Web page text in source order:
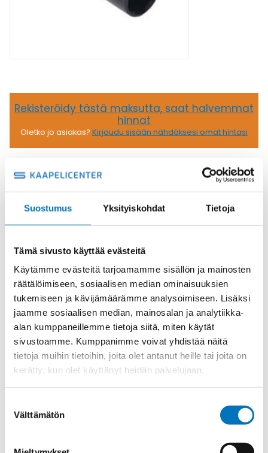
Suostumus Yksityiskohdat Tietoja
Tämä sivusto käyttää evästeitä
Käytämme evästeitä tarjoamamme sisällön ja mainosten
räätälöimiseen, sosiaalisen median ominaisuuksien
tukemiseen ja kävijämäärämme analysoimiseen. Lisäksi
jaamme sosiaalisen median, mainosalan ja analytiikka-
alan kumppaneillemme tietoja siitä, miten käytät
sivustoamme. Kumppanimme voivat yhdistää näitä
tietoja muihin tietoihin, joita olet antanut heille tai joita on
kerätty, kun olet käyttänyt heidän palvelujaan.
valinta
Välttämätön
Rekisteröidy tästä maksutta, saat halvemmat
hinnat
Oletko jo asiakas? Kirjaudu sisään nähdäksesi omat hintasi
38,53 €/ kpl(alv 0)
PAINEILMAKOSKETIN
Ø
mm
määrä
Osasto ILME -moninapaliittimet,Mixo sarja,
Paineilmakoskettimet
Toimitusaika: 1-7 päivää
Toimituskulut 35kg:n asti 25€.
Yli 35kg:n toimituskulut toteutuneiden kulujen mukaan.
Valmistaja
Uros/Naaras
Naaras